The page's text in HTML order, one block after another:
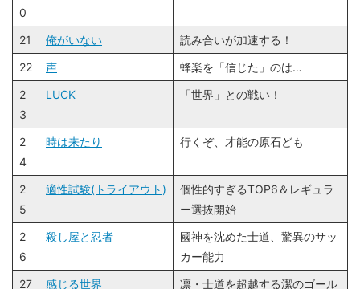
0
21 俺がいない
読み合いが加速する！
22
声
蜂楽を「信じた」のは…
2
3
LUCK 「世界」との戦い！
2
4
時は来たり 行くぞ、才能の原石ども
2
5
適性試験(トライアウト)
個性的すぎるTOP6＆レギュラ
ー選抜開始
2
6
殺し屋と忍者
國神を沈めた士道、驚異のサッ
カー能力
27
感じる世界
凛・士道を超越する潔のゴール